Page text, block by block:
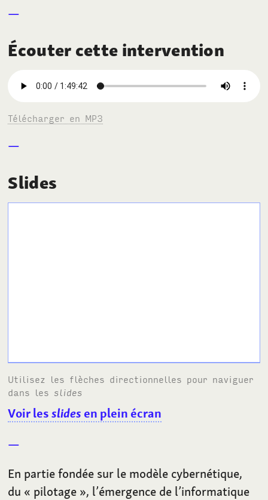
Écouter cette intervention
Télécharger en MP3
Slides
Utilisez les flèches directionnelles pour naviguer
dans les slides
Voir lesslides en plein écran
En partie fondée sur le modèle cybernétique,
du « pilotage », l’émergence de l’informatique